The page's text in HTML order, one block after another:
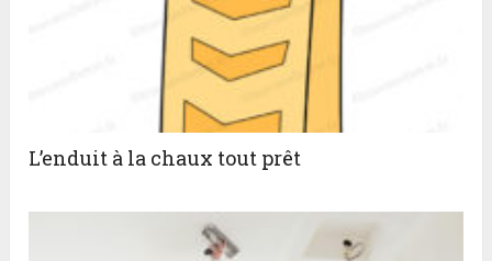
L’enduit à la chaux tout prêt